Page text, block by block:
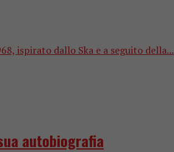
ispirato dallo Ska e a seguito della...
autobiografia